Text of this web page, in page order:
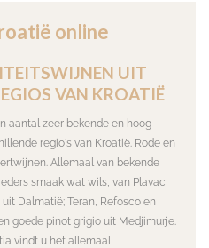
online
UIT
VAN KROATIË
aantal zeer bekende en hoog
regio's van Kroatië. Rode en
Allemaal van bekende
smaak wat wils, van Plavac
Dalmatië; Teran, Refosco en
goede pinot grigio uit Medjimurje.
vindt u het allemaal!